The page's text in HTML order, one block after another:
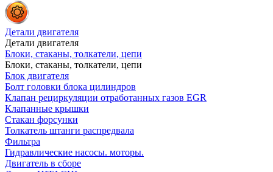
Детали двигателя
Детали двигателя
Блоки, стаканы, толкатели, цепи
Блоки, стаканы, толкатели, цепи
Блок двигателя
Болт головки блока цилиндров
Клапан рециркуляции отработанных газов EGR
Клапанные крышки
Стакан форсунки
Толкатель штанги распредвала
Фильтра
Гидравлические насосы. моторы.
Двигатель в сборе